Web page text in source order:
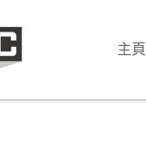
主頁